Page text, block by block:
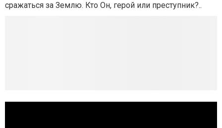
сражаться за Землю. Кто Он, герой или преступник?..